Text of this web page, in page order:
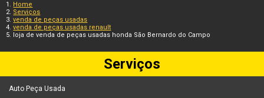
Home
Serviços
venda de peças usadas
venda de peças usadas renault
loja de venda de peças usadas honda São Bernardo do Campo
Serviços
Auto Peça Usada